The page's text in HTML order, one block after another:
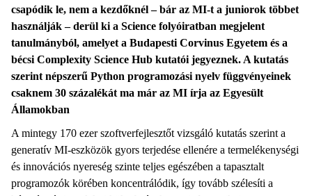
csapódik le, nem a kezdőknél – bár az MI-t a juniorok többet
használják – derül ki a Science folyóiratban megjelent
tanulmányból, amelyet a Budapesti Corvinus Egyetem és a
bécsi Complexity Science Hub kutatói jegyeznek. A kutatás
szerint népszerű Python programozási nyelv függvényeinek
csaknem 30 százalékát ma már az MI írja az Egyesült
Államokban
A mintegy 170 ezer szoftverfejlesztőt vizsgáló kutatás szerint a
generatív MI-eszközök gyors terjedése ellenére a termelékenységi
és innovációs nyereség szinte teljes egészében a tapasztalt
programozók körében koncentrálódik, így tovább szélesíti a